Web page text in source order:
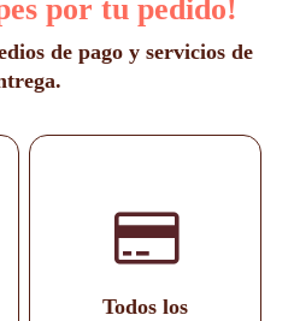
por tu pedido!
de pago y servicios de
Todos los